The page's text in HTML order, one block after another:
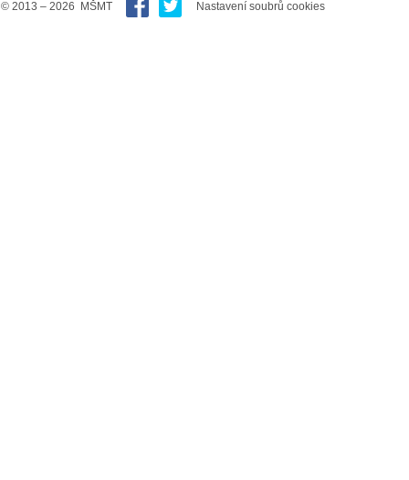
© 2013 – 2026 MŠMT Nastavení soubrů cookies